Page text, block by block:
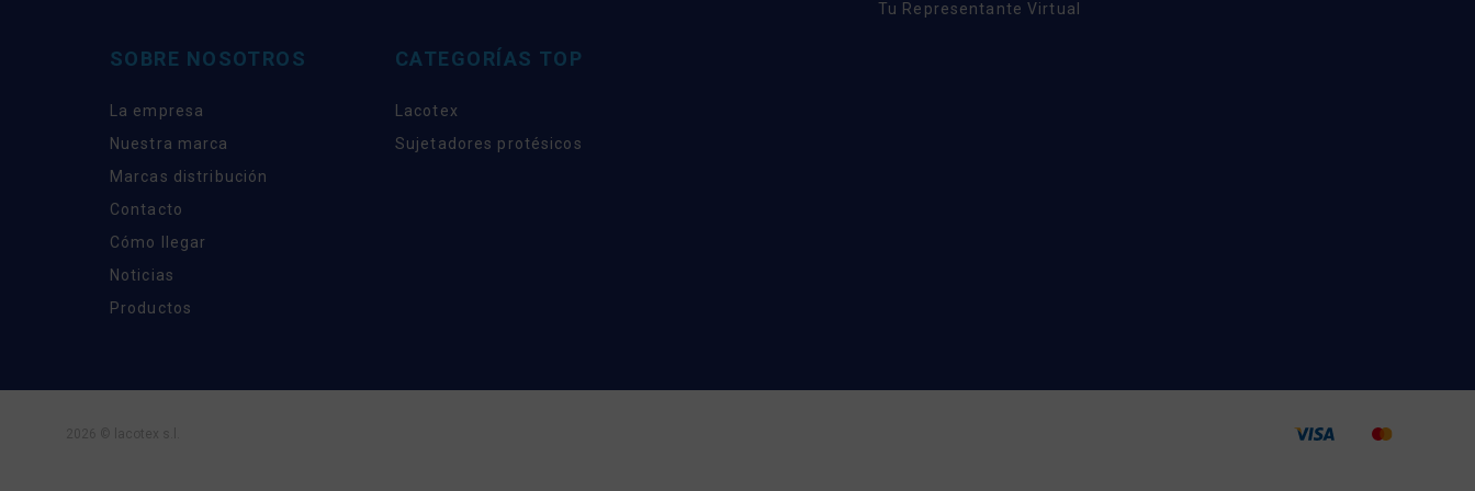
Tu Representante Virtual
SOBRE NOSOTROS
La empresa
Nuestra marca
Marcas distribución
Contacto
Cómo llegar
Noticias
Productos
CATEGORÍAS TOP
Lacotex
Sujetadores protésicos